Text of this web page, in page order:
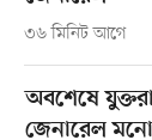
৩৬ মিনিট আগে
অবশেষে
জেনারেল